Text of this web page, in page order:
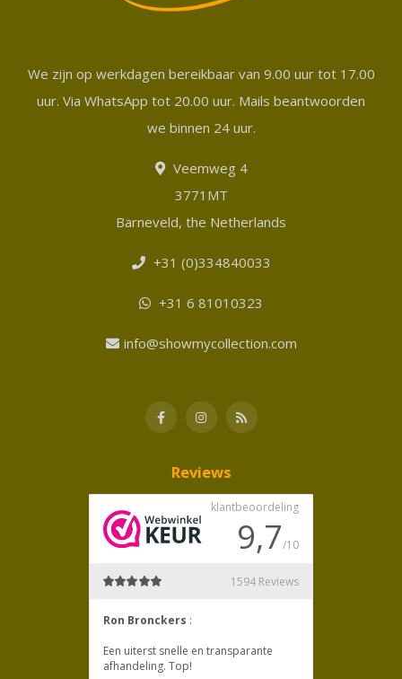
We zijn op werkdagen bereikbaar van 9.00 uur tot 17.00
uur. Via WhatsApp tot 20.00 uur. Mails beantwoorden
we binnen 24 uur.
Veemweg 4
3771MT
Barneveld, the Netherlands
+31 (0)334840033
+31 6 81010323
info@showmycollection.com
Reviews